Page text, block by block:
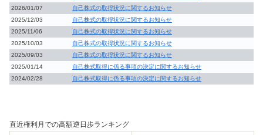
2026/01/07
自己株式の取得状況に関するお知らせ
2025/12/03
自己株式の取得状況に関するお知らせ
2025/11/06
自己株式の取得状況に関するお知らせ
2025/10/03
自己株式の取得状況に関するお知らせ
2025/09/03
自己株式の取得状況に関するお知らせ
2025/01/14
自己株式取得に係る事項の決定に関するお知らせ
2024/02/28
自己株式取得に係る事項の決定に関するお知らせ
直近権利月での高額逆日歩ランキング